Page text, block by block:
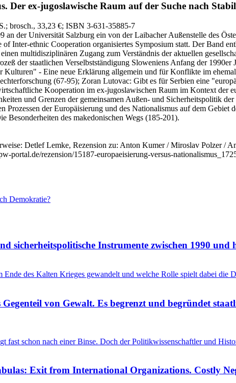
Der ex-jugoslawische Raum auf der Suche nach
; brosch., 33,23 €; ISBN 3-631-35885-7
der Universität Salzburg ein von der Laibacher Außenstelle des
Inter-ethnic Cooperation organisiertes Symposium statt. Der Band
multidisziplinären Zugang zum Verständnis der aktuellen
der staatlichen Verselbstständigung Sloweniens Anfang der
Kulturen" - Eine neue Erklärung allgemein und für Konflikte im
(67-95); Zoran Lutovac: Gibt es für Serbien eine
Kooperation im ex-jugoslawischen Raum im Kontext der
und Grenzen der gemeinsamen Außen- und Sicherheitspolitik
Prozessen der Europäisierung und des Nationalismus auf dem
Besonderheiten des makedonischen Wegs (185-201).
Detlef Lemke, Rezension zu: Anton Kumer / Miroslav Polzer /
portal.de/rezension/15187-europaeisierung-versus-
Demokratie?
sicherheitspolitische Instrumente zwischen 1990 und
Ende des Kalten Krieges gewandelt und welche Rolle spielt dabei
von Gewalt. Es begrenzt und begründet
fast schon nach einer Binse. Doch der Politikwissenschaftler und
Exit from International Organizations. Costly